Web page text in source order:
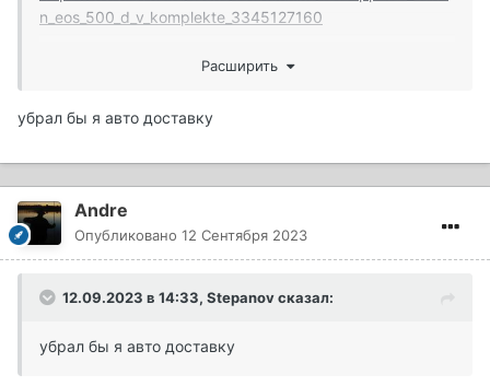
n_eos_500_d_v_komplekte_3345127160
Расширить
убрал бы я авто доставку
Andre
Опубликовано 12 Сентября 2023
12.09.2023 в 14:33, Stepanovсказал:
убрал бы я авто доставку